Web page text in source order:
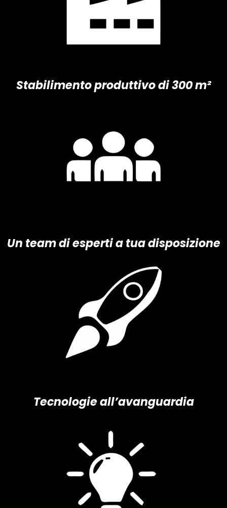
Stabilimento produttivo di 300 m²
Un team di esperti a tua disposizione
Tecnologie all’avanguardia